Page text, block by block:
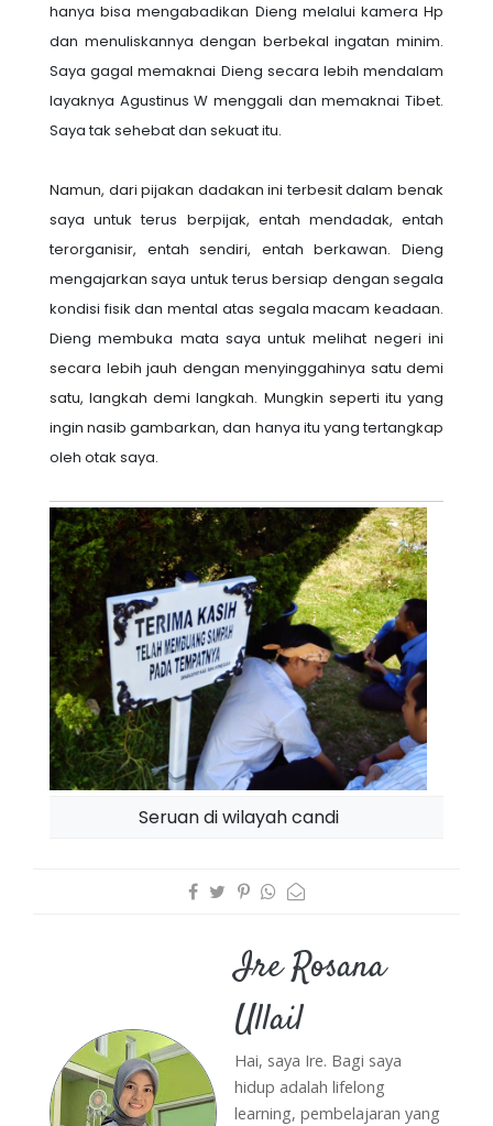
hanya bisa mengabadikan Dieng melalui kamera Hp
dan menuliskannya dengan berbekal ingatan minim.
Saya gagal memaknai Dieng secara lebih mendalam
layaknya Agustinus W menggali dan memaknai Tibet.
Saya tak sehebat dan sekuat itu.
Namun, dari pijakan dadakan ini terbesit dalam benak
saya untuk terus berpijak, entah mendadak, entah
terorganisir, entah sendiri, entah berkawan. Dieng
mengajarkan saya untuk terus bersiap dengan segala
kondisi fisik dan mental atas segala macam keadaan.
Dieng membuka mata saya untuk melihat negeri ini
secara lebih jauh dengan menyinggahinya satu demi
satu, langkah demi langkah. Mungkin seperti itu yang
ingin nasib gambarkan, dan hanya itu yang tertangkap
oleh otak saya.
Seruan di wilayah candi
Ire Rosana
Ullail
Hai, saya Ire. Bagi saya
hidup adalah lifelong
learning, pembelajaran yang